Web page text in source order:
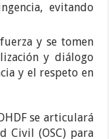
evitando
y se tomen
y diálogo
y el respeto en
se articulará
Civil (OSC) para